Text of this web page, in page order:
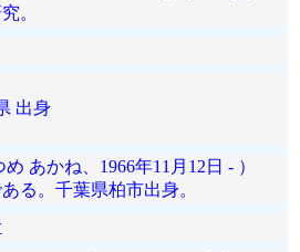
。
出身
あかね、1966年11月12日 - ）
る。千葉県柏市出身。